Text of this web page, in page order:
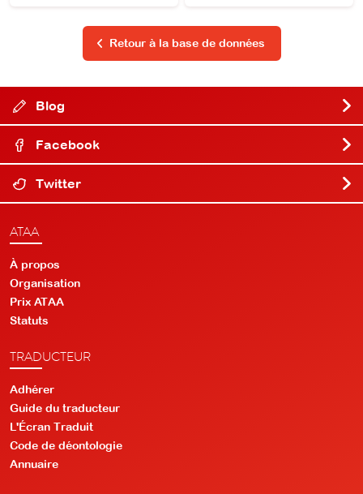
Retour à la base de données
Blog
Facebook
Twitter
ATAA
À propos
Organisation
Prix ATAA
Statuts
TRADUCTEUR
Adhérer
Guide du traducteur
L'Écran Traduit
Code de déontologie
Annuaire